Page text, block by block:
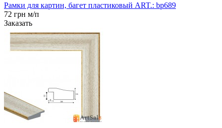
Рамки для картин, багет пластиковый ART.: bp689
72 грн м/п
Заказать